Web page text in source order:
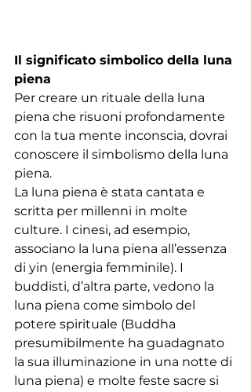
Il significato simbolico della luna
piena
Per creare un rituale della luna
piena che risuoni profondamente
con la tua mente inconscia, dovrai
conoscere il simbolismo della luna
piena.
La luna piena è stata cantata e
scritta per millenni in molte
culture. I cinesi, ad esempio,
associano la luna piena all’essenza
di yin (energia femminile). I
buddisti, d’altra parte, vedono la
luna piena come simbolo del
potere spirituale (Buddha
presumibilmente ha guadagnato
la sua illuminazione in una notte di
luna piena) e molte feste sacre si